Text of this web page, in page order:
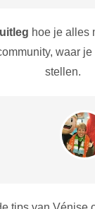
hoe je alles
waar
stellen.